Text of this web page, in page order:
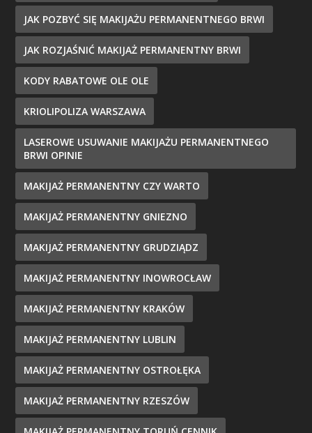
JAK POZBYĆ SIĘ MAKIJAŻU PERMANENTNEGO BRWI
JAK ROZJAŚNIĆ MAKIJAŻ PERMANENTNY BRWI
KODY RABATOWE OLE OLE
KRIOLIPOLIZA WARSZAWA
LASEROWE USUWANIE MAKIJAŻU PERMANENTNEGO
BRWI OPINIE
MAKIJAŻ PERMANENTNY CZY WARTO
MAKIJAŻ PERMANENTNY GNIEZNO
MAKIJAŻ PERMANENTNY GRUDZIĄDZ
MAKIJAŻ PERMANENTNY INOWROCŁAW
MAKIJAŻ PERMANENTNY KRAKÓW
MAKIJAŻ PERMANENTNY LUBLIN
MAKIJAŻ PERMANENTNY OSTROŁĘKA
MAKIJAŻ PERMANENTNY RZESZÓW